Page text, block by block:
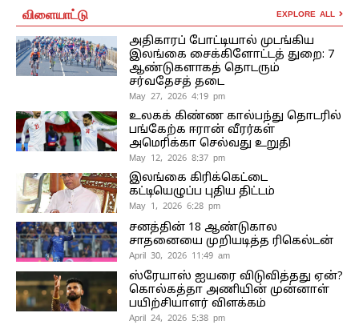
விளையாட்டு EXPLORE ALL
அதிகாரப் போட்டியால் முடங்கிய
இலங்கை சைக்கிளோட்டத் துறை: 7
ஆண்டுகளாகத் தொடரும்
சர்வதேசத் தடை
May 27, 2026 4:19 pm
உலகக் கிண்ண கால்பந்து தொடரில்
பங்கேற்க ஈரான் வீரர்கள்
அமெரிக்கா செல்வது உறுதி
May 12, 2026 8:37 pm
இலங்கை கிரிக்கெட்டை
கட்டியெழுப்ப புதிய திட்டம்
May 1, 2026 6:28 pm
சனத்தின் 18 ஆண்டுகால
சாதனையை முறியடித்த ரிகெல்டன்
April 30, 2026 11:49 am
ஸ்ரேயாஸ் ஐயரை விடுவித்தது ஏன்?
கொல்கத்தா அணியின் முன்னாள்
பயிற்சியாளர் விளக்கம்
April 24, 2026 5:38 pm